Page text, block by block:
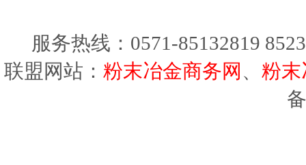
服务热线：0571-85132819
联盟网站： 粉末冶金商务网 、 粉末